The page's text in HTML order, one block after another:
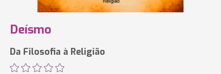
Deísmo
Da Filosofia à Religião